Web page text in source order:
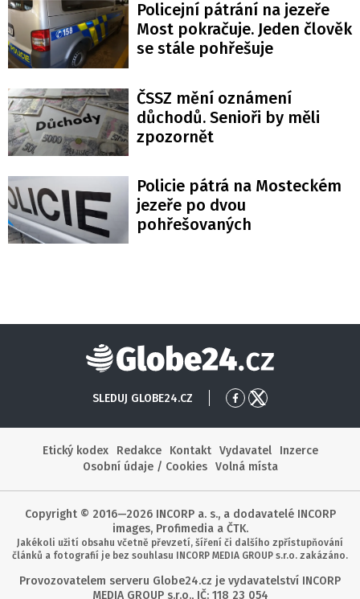
Policejní pátrání na jezeře
Most pokračuje. Jeden člověk
se stále pohřešuje
ČSSZ mění oznámení
důchodů. Senioři by měli
zpozornět
Policie pátrá na Mosteckém
jezeře po dvou
pohřešovaných
Globe24
SLEDUJ GLOBE24.CZ
Přejít
Facebook
Přejít
X
Etický kodex
Redakce Kontakt Vydavatel
Inzerce
Osobní údaje / Cookies
Volná místa
Copyright © 2016—2026 INCORP a. s., a dodavatelé INCORP
images, Profimedia a ČTK.
Jakékoli užití obsahu včetně převzetí, šíření či dalšího zpřístupňování
článků a fotografií je bez souhlasu INCORP MEDIA GROUP s.r.o. zakázáno.
Provozovatelem serveru Globe24.cz je vydavatelství INCORP
MEDIA GROUP s.r.o., IČ: 118 23 054